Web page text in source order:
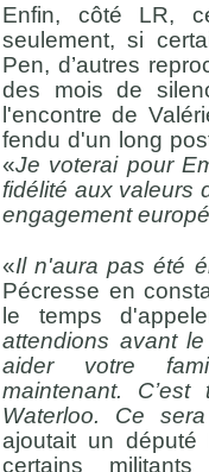
Enfin, côté LR,
seulement, si
Pen, d’autres
des mois de
l'encontre de
fendu d'un long
«Je voterai pour
fidélité aux valeurs
engagement
«Il n'aura pas été
Pécresse en
le temps
attendions avant
aider votre
maintenant.
Waterloo. Ce
ajoutait un député
certains